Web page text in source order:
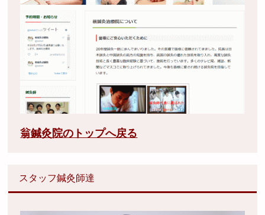
翁鍼灸院のトップへ戻る
スタッフ鍼灸師達